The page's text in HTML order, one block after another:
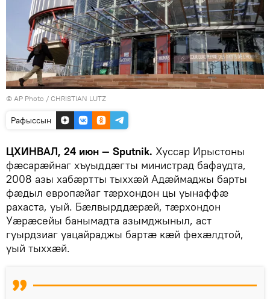
© AP Photo / CHRISTIAN LUTZ
Рафыссын
ЦХИНВАЛ, 24 июн — Sputnik. Хуссар Ирыстоны
фæсарæйнаг хъуыддæгты министрад бафаудта,
2008 азы хабæртты тыххæй Адæймаджы барты
фæдыл европæйаг тæрхондон цы уынаффæ
рахаста, уый. Бæлвырддæрæй, тæрхондон
Уæрæсейы банымадта азымджыныл, аст
гуырдзиаг уацайраджы бартæ кæй фехæлдтой,
уый тыххæй.